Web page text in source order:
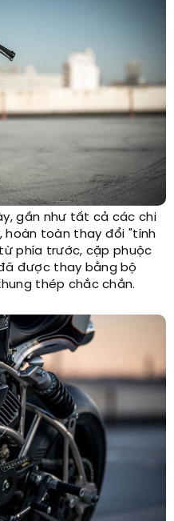
gần như tất cả các chi
hoàn toàn thay đổi "tính
phía trước, cặp phuộc
được thay bằng bộ
thép chắc chắn.